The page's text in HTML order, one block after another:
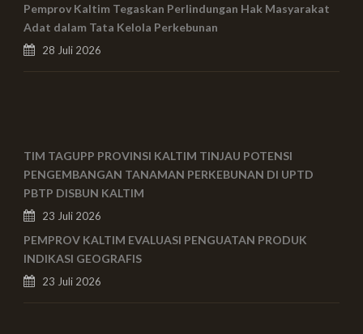
Pemprov Kaltim Tegaskan Perlindungan Hak Masyarakat
Adat dalam Tata Kelola Perkebunan
28 Juli 2026
TIM TAGUPP PROVINSI KALTIM TINJAU POTENSI
PENGEMBANGAN TANAMAN PERKEBUNAN DI UPTD
PBTP DISBUN KALTIM
23 Juli 2026
PEMPROV KALTIM EVALUASI PENGUATAN PRODUK
INDIKASI GEOGRAFIS
23 Juli 2026